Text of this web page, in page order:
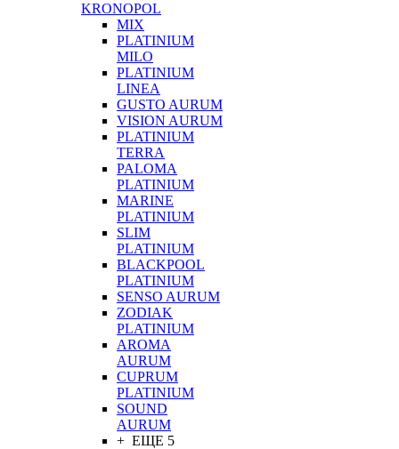
KRONOPOL
MIX
PLATINIUM
MILO
PLATINIUM
LINEA
GUSTO AURUM
VISION AURUM
PLATINIUM
TERRA
PALOMA
PLATINIUM
MARINE
PLATINIUM
SLIM
PLATINIUM
BLACKPOOL
PLATINIUM
SENSO AURUM
ZODIAK
PLATINIUM
AROMA
AURUM
CUPRUM
PLATINIUM
SOUND
AURUM
+ ЕЩЕ 5